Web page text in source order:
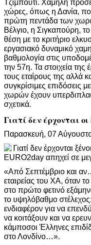
Τζιμπουτί. Χαμηλή
χώρες, όπως η Δανία,
πρώτη πεντάδα των
Βέλγιο, η Σιγκαπούρη,
θέση με το κριτήριο
εργασιακό δυναμικό
βαθμολογία στις
την 57η. Τα στοιχεία
τους εταίρους της αλλά
συγκρίσιμες
χωρών έχουν
σχετικά.
Γιατί δεν έρχονται
Παρασκευή, 07
Γιατί δεν έρχονται
EURO2day απηχεί σε
«Από Σεπτέμβριο και
εταιρείας του ΧΑ, όταν
στο πρώτο φετινό
το υψηλόβαθμο
ενδιαφέρον για να
να κοιτάξουν και να
κάμποσοι Έλληνες
στο Λονδίνο…».